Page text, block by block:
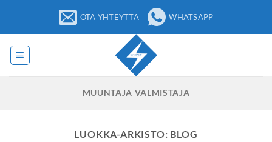
OTA YHTEYTTÄ WHATSAPP
MUUNTAJA VALMISTAJA
LUOKKA-ARKISTO: BLOG